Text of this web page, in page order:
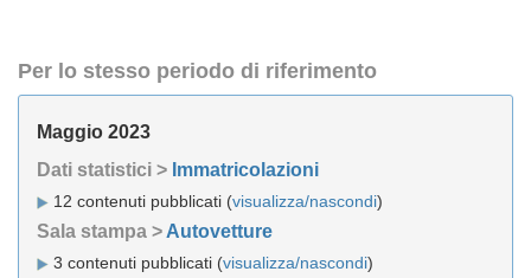
Per lo stesso periodo di riferimento
Maggio 2023
Dati statistici > Immatricolazioni
12 contenuti pubblicati (visualizza/nascondi)
Sala stampa > Autovetture
3 contenuti pubblicati (visualizza/nascondi)